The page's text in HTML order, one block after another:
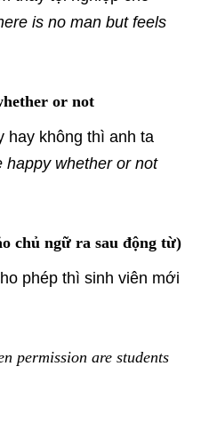
is no man but feels
or not
hay không thì anh ta
happy whether or not
chủ ngữ ra sau động từ)
phép thì sinh viên mới
permission are students